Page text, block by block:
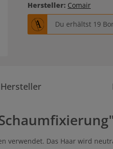
Hersteller: Comair
Du erhältst 19
Hersteller
verwendet. Das Haar wird